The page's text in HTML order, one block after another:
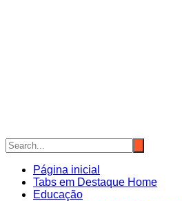
Página inicial
Tabs em Destaque Home
Educação